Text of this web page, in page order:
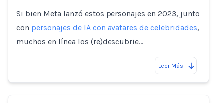
Si bien Meta lanzó estos personajes en 2023, junto
con personajes de IA con avatares de celebridades,
muchos en línea los (re)descubrie…
Leer Más